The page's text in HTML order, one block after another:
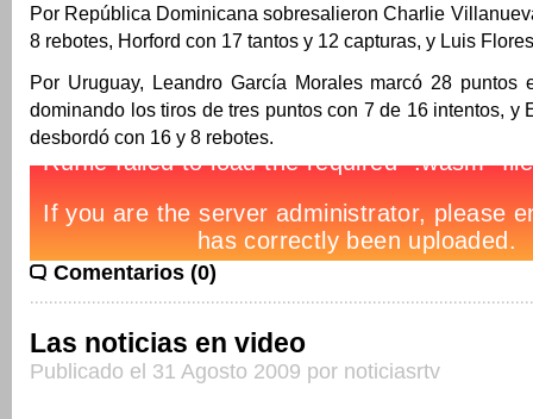
Por República Dominicana sobresalieron Charlie
8 rebotes, Horford con 17 tantos y 12 capturas, y Luis
Por Uruguay, Leandro García Morales marcó 28 puntos
dominando los tiros de tres puntos con 7 de 16 intentos, y
desbordó con 16 y 8 rebotes.
Comentarios (0)
Las noticias en video
Publicado el 31 Agosto 2009 por noticiasrtv